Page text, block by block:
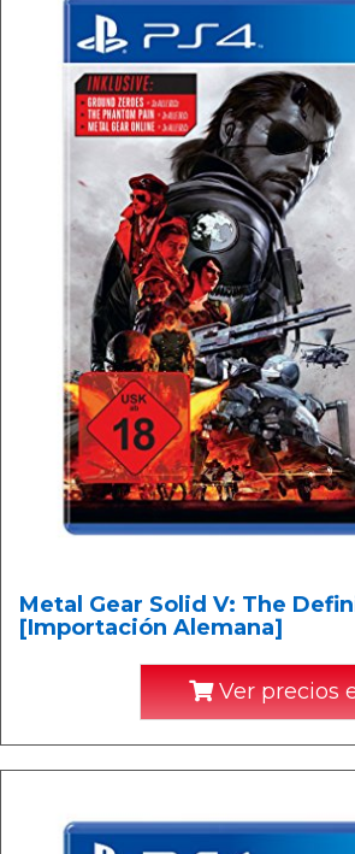
Metal Gear Solid V: The
[Importación Alemana]
Ver precios